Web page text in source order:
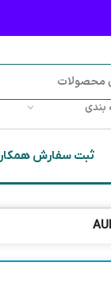
بندی
ثبت سفارش همکار